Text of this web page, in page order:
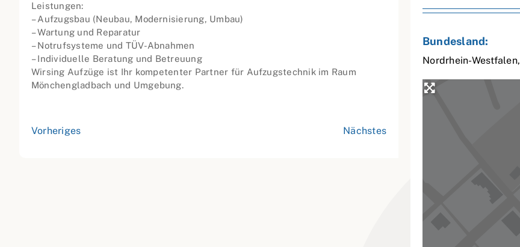
Leistungen:
– Aufzugsbau (Neubau, Modernisierung, Umbau)
– Wartung und Reparatur
– Notrufsysteme und TÜV-Abnahmen
– Individuelle Beratung und Betreuung
Wirsing Aufzüge ist Ihr kompetenter Partner für Aufzugstechnik im Raum
Mönchengladbach und Umgebung.
Vorheriges Nächstes
Bundesland:
Nordrhein-Westfalen,